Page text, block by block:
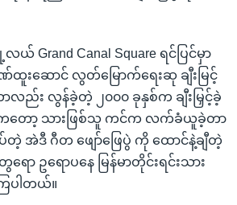
ယ် Grand Canal Square ရင်ပြင်မှာ
ထူးဆောင် လွတ်မြောက်ရေးဆု ချီးမြင့်
ည်း လွန်ခဲ့တဲ့ ၂၀၀၀ ခုနှစ်က ချီးမြှင့်ခဲ့
ကတော့ သားဖြစ်သူ ကင်က လက်ခံယူခဲ့တာ
တဲ့ အဲဒီ ဂီတ ဖျော်ဖြေပွဲ ကို ထောင်နဲ့ချီတဲ့
ာ ဥရောပနေ မြန်မာတိုင်းရင်းသား
ပါတယ်။